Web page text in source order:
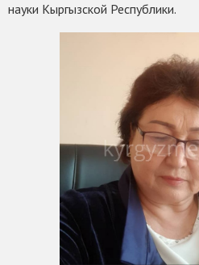
науки Кыргызской Республики.